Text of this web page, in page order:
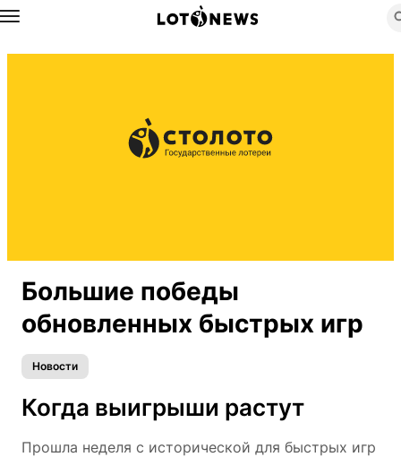
Назад
Большие победы
обновленных быстрых игр
Новости
Когда выигрыши растут
Прошла неделя с исторической для быстрых игр